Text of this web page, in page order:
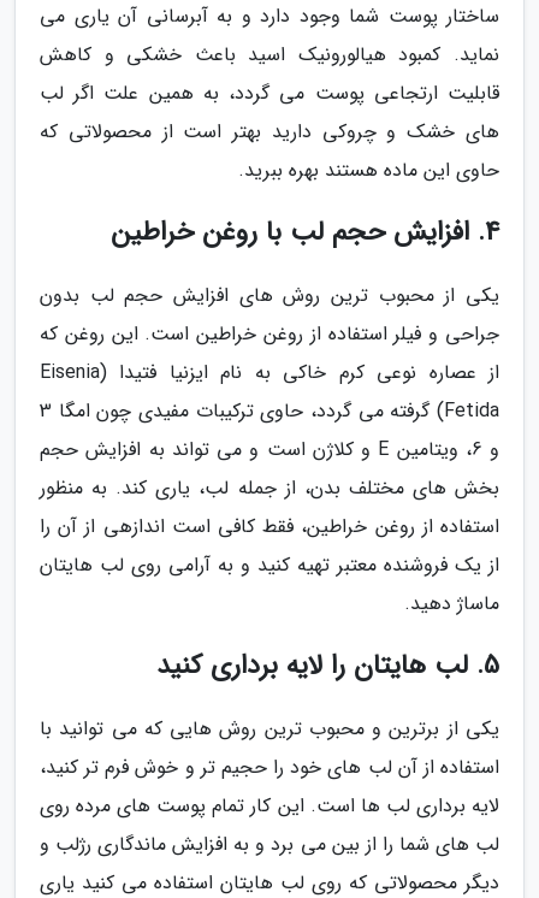
ساختار پوست شما وجود دارد و به آبرسانی آن یاری می
نماید. کمبود هیالورونیک اسید باعث خشکی و کاهش
قابلیت ارتجاعی پوست می گردد، به همین علت اگر لب
های خشک و چروکی دارید بهتر است از محصولاتی که
حاوی این ماده هستند بهره ببرید.
4. افزایش حجم لب با روغن خراطین
یکی از محبوب ترین روش های افزایش حجم لب بدون
جراحی و فیلر استفاده از روغن خراطین است. این روغن که
از عصاره نوعی کرم خاکی به نام ایزنیا فتیدا (Eisenia
Fetida) گرفته می گردد، حاوی ترکیبات مفیدی چون امگا 3
و 6، ویتامین E و کلاژن است و می تواند به افزایش حجم
بخش های مختلف بدن، از جمله لب، یاری کند. به منظور
استفاده از روغن خراطین، فقط کافی است اندازهی از آن را
از یک فروشنده معتبر تهیه کنید و به آرامی روی لب هایتان
ماساژ دهید.
5. لب هایتان را لایه برداری کنید
یکی از برترین و محبوب ترین روش هایی که می توانید با
استفاده از آن لب های خود را حجیم تر و خوش فرم تر کنید،
لایه برداری لب ها است. این کار تمام پوست های مرده روی
لب های شما را از بین می برد و به افزایش ماندگاری رژلب و
دیگر محصولاتی که روی لب هایتان استفاده می کنید یاری